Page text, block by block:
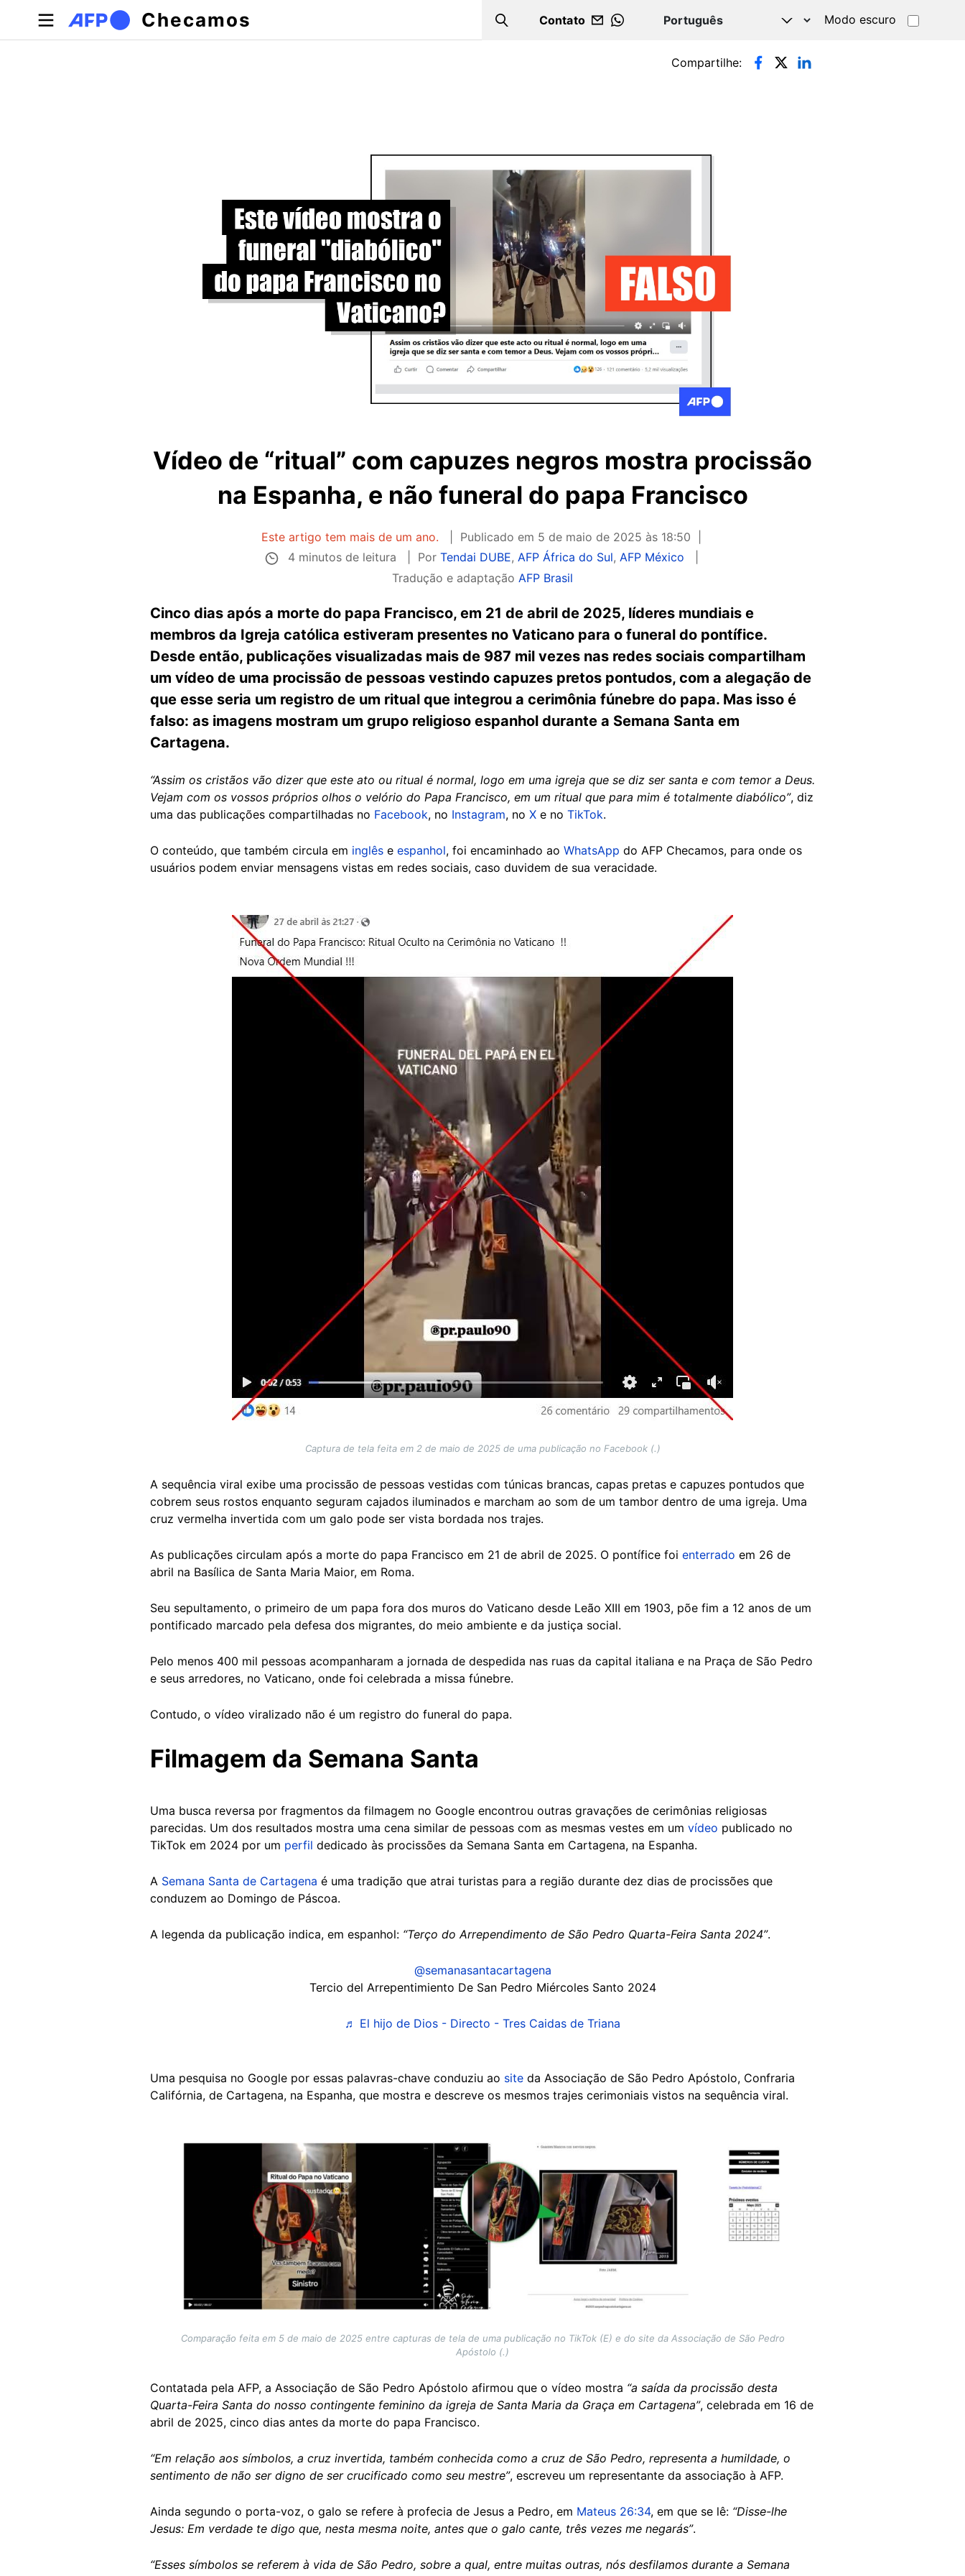
Pular para o conteúdo principal
Checamos Search
Contato
WHATSAPP
Modo escuro
Abas primárias Compartilhe:
Vídeo de “ritual” com capuzes negros mostra procissão
na Espanha, e não funeral do papa Francisco
Este artigo tem mais de um ano. Publicado em 5 de maio de 2025 às 18:50
4 minutos de leitura
Por Tendai DUBE, AFP África do Sul, AFP México
Tradução e adaptação AFP Brasil
Cinco dias após a morte do papa Francisco, em 21 de abril de 2025, líderes mundiais e
membros da Igreja católica estiveram presentes no Vaticano para o funeral do pontífice.
Desde então, publicações visualizadas mais de 987 mil vezes nas redes sociais compartilham
um vídeo de uma procissão de pessoas vestindo capuzes pretos pontudos, com a alegação de
que esse seria um registro de um ritual que integrou a cerimônia fúnebre do papa. Mas isso é
falso: as imagens mostram um grupo religioso espanhol durante a Semana Santa em
Cartagena.
“Assim os cristãos vão dizer que este ato ou ritual é normal, logo em uma igreja que se diz ser santa e com temor a Deus.
Vejam com os vossos próprios olhos o velório do Papa Francisco, em um ritual que para mim é totalmente diabólico”, diz
uma das publicações compartilhadas no Facebook, no Instagram, no X e no TikTok.
O conteúdo, que também circula em inglês e espanhol, foi encaminhado ao WhatsApp do AFP Checamos, para onde os
usuários podem enviar mensagens vistas em redes sociais, caso duvidem de sua veracidade.
Captura de tela feita em 2 de maio de 2025 de uma publicação no Facebook (.)
A sequência viral exibe uma procissão de pessoas vestidas com túnicas brancas, capas pretas e capuzes pontudos que
cobrem seus rostos enquanto seguram cajados iluminados e marcham ao som de um tambor dentro de uma igreja. Uma
cruz vermelha invertida com um galo pode ser vista bordada nos trajes.
As publicações circulam após a morte do papa Francisco em 21 de abril de 2025. O pontífice foi enterrado em 26 de
abril na Basílica de Santa Maria Maior, em Roma.
Seu sepultamento, o primeiro de um papa fora dos muros do Vaticano desde Leão XIII em 1903, põe fim a 12 anos de um
pontificado marcado pela defesa dos migrantes, do meio ambiente e da justiça social.
Pelo menos 400 mil pessoas acompanharam a jornada de despedida nas ruas da capital italiana e na Praça de São Pedro
e seus arredores, no Vaticano, onde foi celebrada a missa fúnebre.
Contudo, o vídeo viralizado não é um registro do funeral do papa.
Filmagem da Semana Santa
Uma busca reversa por fragmentos da filmagem no Google encontrou outras gravações de cerimônias religiosas
parecidas. Um dos resultados mostra uma cena similar de pessoas com as mesmas vestes em um vídeo publicado no
TikTok em 2024 por um perfil dedicado às procissões da Semana Santa em Cartagena, na Espanha.
A Semana Santa de Cartagena é uma tradição que atrai turistas para a região durante dez dias de procissões que
conduzem ao Domingo de Páscoa.
A legenda da publicação indica, em espanhol: “Terço do Arrependimento de São Pedro Quarta-Feira Santa 2024”.
@semanasantacartagena
Tercio del Arrepentimiento De San Pedro Miércoles Santo 2024
♬ El hijo de Dios - Directo - Tres Caidas de Triana
Uma pesquisa no Google por essas palavras-chave conduziu ao site da Associação de São Pedro Apóstolo, Confraria
Califórnia, de Cartagena, na Espanha, que mostra e descreve os mesmos trajes cerimoniais vistos na sequência viral.
Comparação feita em 5 de maio de 2025 entre capturas de tela de uma publicação no TikTok (E) e do site da Associação de São Pedro
Apóstolo (.)
Contatada pela AFP, a Associação de São Pedro Apóstolo afirmou que o vídeo mostra “a saída da procissão desta
Quarta-Feira Santa do nosso contingente feminino da igreja de Santa Maria da Graça em Cartagena”, celebrada em 16 de
abril de 2025, cinco dias antes da morte do papa Francisco.
“Em relação aos símbolos, a cruz invertida, também conhecida como a cruz de São Pedro, representa a humildade, o
sentimento de não ser digno de ser crucificado como seu mestre”, escreveu um representante da associação à AFP.
Ainda segundo o porta-voz, o galo se refere à profecia de Jesus a Pedro, em Mateus 26:34, em que se lê: “Disse-lhe
Jesus: Em verdade te digo que, nesta mesma noite, antes que o galo cante, três vezes me negarás”.
“Esses símbolos se referem à vida de São Pedro, sobre a qual, entre muitas outras, nós desfilamos durante a Semana